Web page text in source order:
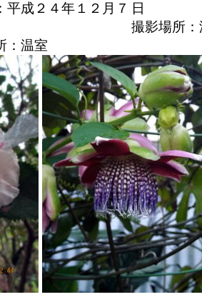
平成２４年１２月７
：温室
日
撮影場所